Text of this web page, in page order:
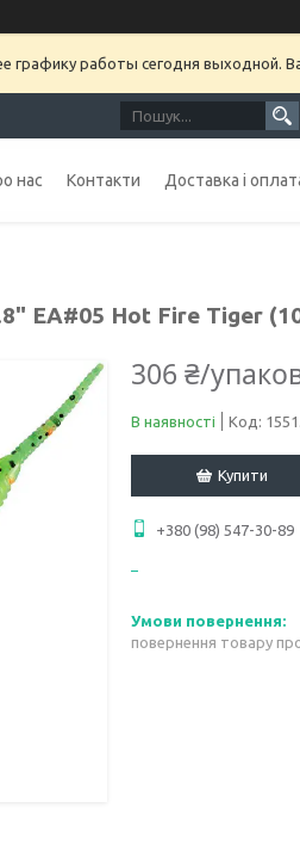
работы сегодня выходной.
нас Контакти Доставка і
EA#05 Hot Fire Tiger
306 ₴/
В наявності Код:
Купити
+380 (98) 547-30-89
повернення товару